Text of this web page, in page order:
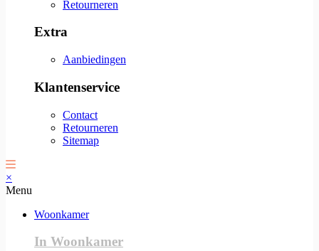
Retourneren
Extra
Aanbiedingen
Klantenservice
Contact
Retourneren
Sitemap
×
Menu
Woonkamer
In Woonkamer